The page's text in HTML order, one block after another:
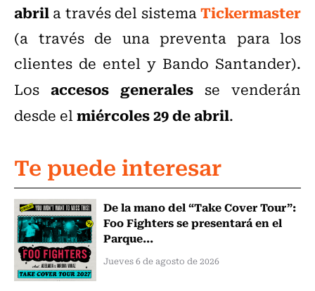
abrila través del sistemaTickermaster
(a través de una preventa para los
clientes de entel y Bando Santander).
Los accesos generales se venderán
desde elmiércoles 29 de abril.
Te puede interesar
De la mano del “Take Cover Tour”:
Foo Fighters se presentará en el
Parque...
Jueves 6 de agosto de 2026